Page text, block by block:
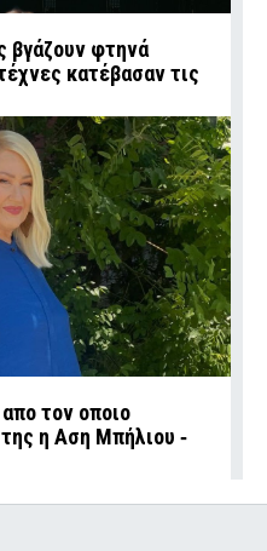
βγάζουν φτηνά
κατέβασαν τις
τον οποιο
η Αση Μπήλιου ‑